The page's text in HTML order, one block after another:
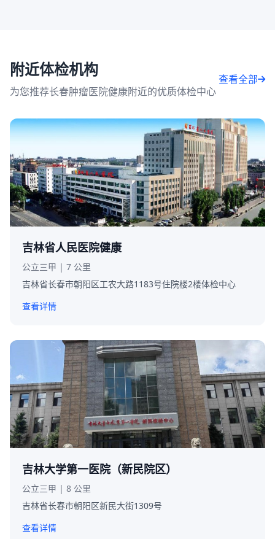
附近体检机构
为您推荐长春肿瘤医院健康附近的优质体检中心
查看全部
吉林省人民医院健康
公立三甲 | 7 公里
吉林省长春市朝阳区工农大路1183号住院楼2楼体检中心
查看详情
吉林大学第一医院（新民院区）
公立三甲 | 8 公里
吉林省长春市朝阳区新民大街1309号
查看详情